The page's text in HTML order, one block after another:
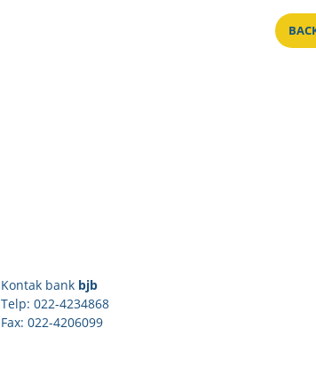
Kontak bank bjb
Telp: 022-4234868
Fax: 022-4206099